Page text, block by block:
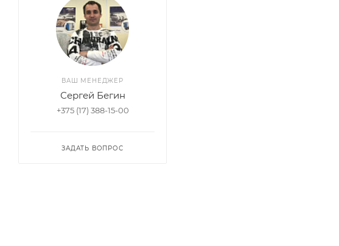
ВАШ МЕНЕДЖЕР
Сергей Бегин
+375 (17) 388-15-00
ЗАДАТЬ ВОПРОС